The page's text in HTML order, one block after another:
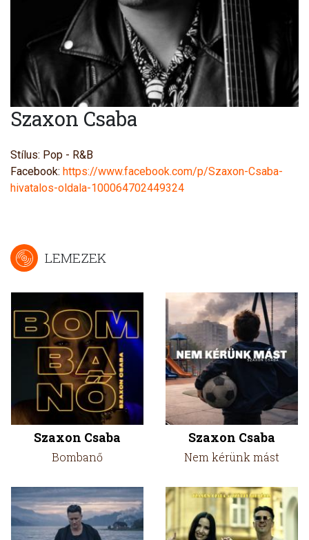
Szaxon Csaba
Stílus: Pop - R&B
Facebook: https://www.facebook.com/p/Szaxon-Csaba-
hivatalos-oldala-100064702449324
LEMEZEK
Szaxon Csaba
Bombanő
Szaxon Csaba
Nem kérünk mást